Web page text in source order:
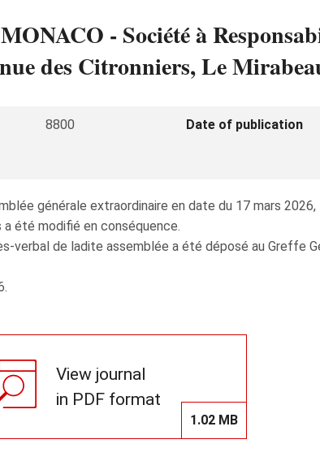
- Société à
des Citronniers, Le
8800 Date of publication
générale extraordinaire en date du 17 mars
été modifié en conséquence.
verbal de ladite assemblée a été déposé au Greffe
View journal
in PDF format
1.02 MB